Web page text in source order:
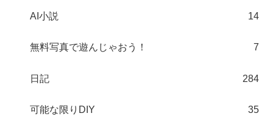
AI小説 14
無料写真で遊んじゃおう！ 7
日記 284
可能な限りDIY 35